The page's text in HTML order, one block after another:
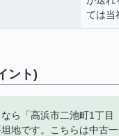
ては当
ント)
ら「高浜市二池町1丁
地です。こちらは中古